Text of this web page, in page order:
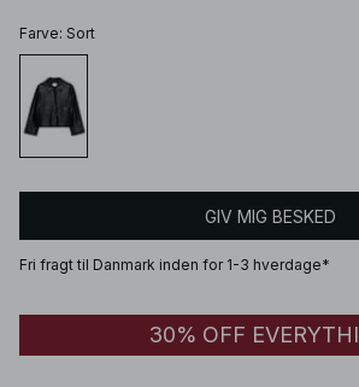
Farve: Sort
GIV MIG BESKED
Fri fragt til Danmark inden for 1-3 hverdage*
30% OFF